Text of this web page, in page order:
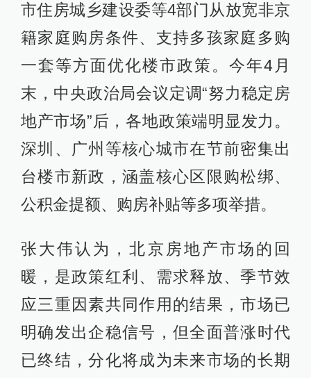
市住房城乡建设委等4部门从放宽非京
籍家庭购房条件、支持多孩家庭多购
一套等方面优化楼市政策。今年4月
末，中央政治局会议定调“努力稳定房
地产市场”后，各地政策端明显发力。
深圳、广州等核心城市在节前密集出
台楼市新政，涵盖核心区限购松绑、
公积金提额、购房补贴等多项举措。
张大伟认为，北京房地产市场的回
暖，是政策红利、需求释放、季节效
应三重因素共同作用的结果，市场已
明确发出企稳信号，但全面普涨时代
已终结，分化将成为未来市场的长期